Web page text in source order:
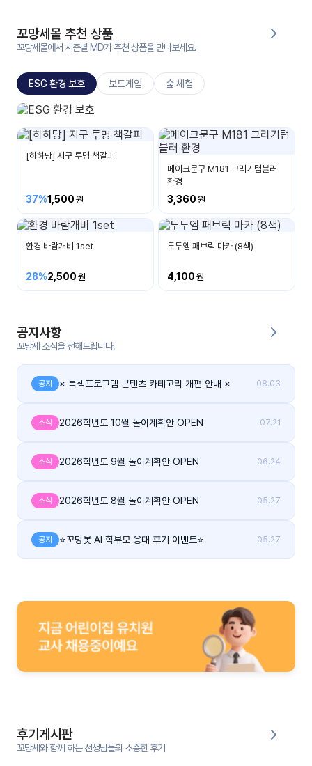
생
교
원
온라
인 강
의
강의
무료
강의
및
세미
수강
후기
강의
커
니
공지
사항
트
우리
기
판
인스
타그
유튜
그
꼬망세몰 추천 상품
꼬망세몰에서 시즌별 MD가 추천 상품을 만나보세요.
ESG 환경 보호 보드게임 숲 체험
ESG 환경 보호
소중한 환경을 보호해요
[하하당] 지구 투명 책갈피
37%1,500
메이크문구 M181 그리기텀블러
환경
3,360
환경 바람개비 1set
28%2,500
두두엠 패브릭 마카 (8색)
4,100
공지사항
꼬망세 소식을 전해드립니다.
공지 ※ 특색프로그램 콘텐츠 카테고리 개편 안내 ※ 08.03
소식 2026학년도 10월 놀이계획안 OPEN 07.21
소식 2026학년도 9월 놀이계획안 OPEN 06.24
소식 2026학년도 8월 놀이계획안 OPEN 05.27
공지 ⭐꼬망봇 AI 학부모 응대 후기 이벤트⭐ 05.27
후기게시판
꼬망세와 함께 하는 선생님들의 소중한 후기